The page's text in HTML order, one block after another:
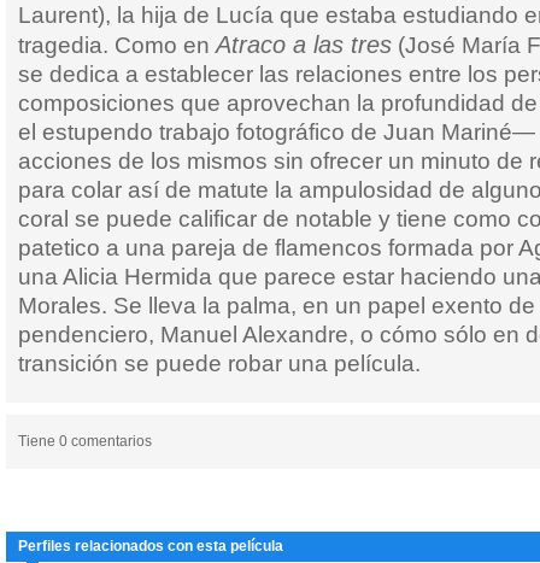
Laurent), la hija de Lucía que estaba estudiando
tragedia. Como en Atraco a las tres (José María
se dedica a establecer las relaciones entre los
composiciones que aprovechan la profundidad
el estupendo trabajo fotográfico de Juan
acciones de los mismos sin ofrecer un minuto de
para colar así de matute la ampulosidad de
coral se puede calificar de notable y tiene como
patetico a una pareja de flamencos formada por
una Alicia Hermida que parece estar haciendo
Morales. Se lleva la palma, en un papel exento
pendenciero, Manuel Alexandre, o cómo sólo en
transición se puede robar una película.
Tiene 0 comentarios
Perfiles relacionados con esta película